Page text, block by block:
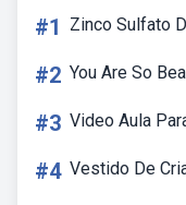
#1 Zinco Sulfato
#2 You Are So
#3 Video Aula
#4 Vestido De